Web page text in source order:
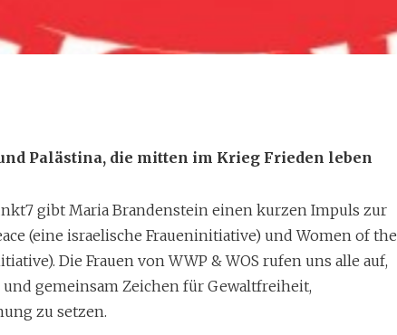
7. eines Monats, Thema heute:
im Krieg Frieden leben
Palästina, die mitten im Krieg Frieden leben
gibt Maria Brandenstein einen kurzen Impuls zur
(eine israelische Fraueninitiative) und Women of the
Die Frauen von WWP & WOS rufen uns alle auf,
gemeinsam Zeichen für Gewaltfreiheit,
zu setzen.